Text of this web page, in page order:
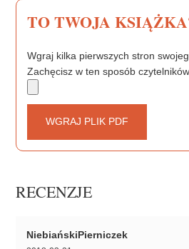
TO TWOJA
Wgraj kilka pierwszych stron
Zachęcisz w ten sposób
WGRAJ PLIK PDF
RECENZJE
NiebiańskiPierniczek